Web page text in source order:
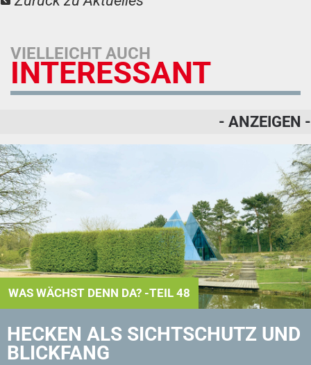
VIELLEICHT AUCH
INTERESSANT
- ANZEIGEN -
WAS WÄCHST DENN DA? -TEIL 48
HECKEN ALS SICHTSCHUTZ UND
BLICKFANG